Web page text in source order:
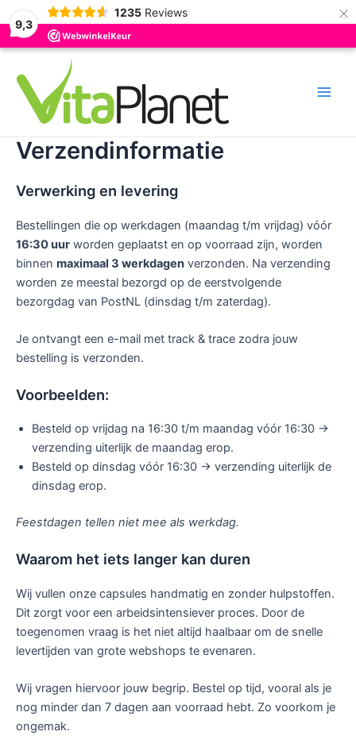
9,3
1235 Reviews ×
Ga
naar
inhoud
Verzendinformatie
Verwerking en levering
Bestellingen die op werkdagen (maandag t/m vrijdag) vóór
16:30 uur worden geplaatst en op voorraad zijn, worden
binnen maximaal 3 werkdagen verzonden. Na verzending
worden ze meestal bezorgd op de eerstvolgende
bezorgdag van PostNL (dinsdag t/m zaterdag).
Je ontvangt een e-mail met track & trace zodra jouw
bestelling is verzonden.
Voorbeelden:
Besteld op vrijdag na 16:30 t/m maandag vóór 16:30 →
verzending uiterlijk de maandag erop.
Besteld op dinsdag vóór 16:30 → verzending uiterlijk de
dinsdag erop.
Feestdagen tellen niet mee als werkdag.
Waarom het iets langer kan duren
Wij vullen onze capsules handmatig en zonder hulpstoffen.
Dit zorgt voor een arbeidsintensiever proces. Door de
toegenomen vraag is het niet altijd haalbaar om de snelle
levertijden van grote webshops te evenaren.
Wij vragen hiervoor jouw begrip. Bestel op tijd, vooral als je
nog minder dan 7 dagen aan voorraad hebt. Zo voorkom je
ongemak.